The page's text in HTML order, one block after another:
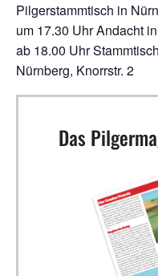
Pilgerstammtisch in
um 17.30 Uhr Andacht
ab 18.00 Uhr
Nürnberg, Knorrstr. 2
Das